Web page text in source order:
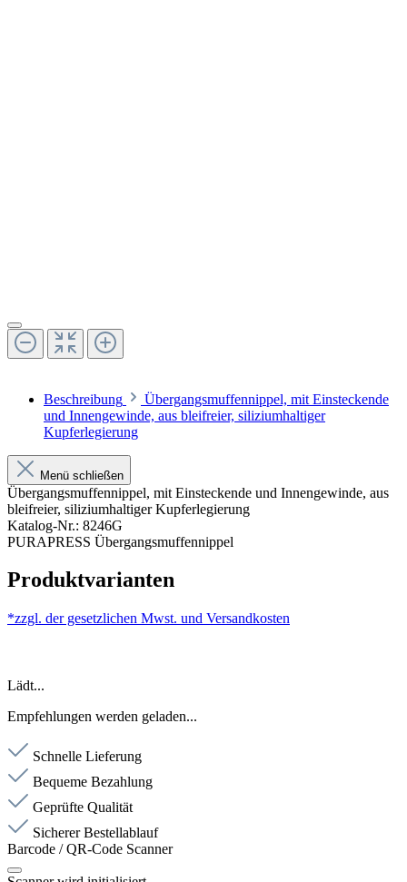
Beschreibung
Übergangsmuffennippel, mit Einsteckende
und Innengewinde, aus bleifreier, siliziumhaltiger
Kupferlegierung
Menü schließen
Übergangsmuffennippel, mit Einsteckende und Innengewinde, aus
bleifreier, siliziumhaltiger Kupferlegierung
Katalog-Nr.: 8246G
PURAPRESS Übergangsmuffennippel
Produktvarianten
*zzgl. der gesetzlichen Mwst. und Versandkosten
Lädt...
Empfehlungen werden geladen...
Schnelle Lieferung
Bequeme Bezahlung
Geprüfte Qualität
Sicherer Bestellablauf
Barcode / QR-Code Scanner